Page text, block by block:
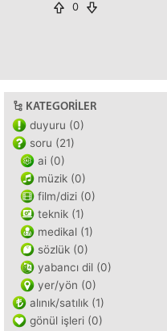
0
KATEGORILER
duyuru (0)
soru (21)
ai (0)
müzik (0)
film/dizi (0)
teknik (1)
medikal (1)
sözlük (0)
yabancı dil (0)
yer/yön (0)
alınık/satılık (1)
gönül işleri (0)